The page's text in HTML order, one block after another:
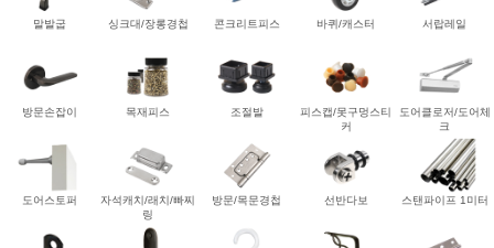
말발굽 싱크대/장롱경첩 콘크리트피스 바퀴/캐스터 서랍레일
방문손잡이 목재피스 조절발
피스캡/못구멍스티
커
도어클로저/도어체
크
도어스토퍼
자석캐치/래치/빠찌
링
방문/목문경첩 선반다보 스탠파이프 1미터